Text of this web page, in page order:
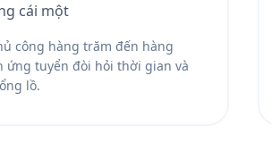
cái một
công hàng trăm đến hàng
ứng tuyển đòi hỏi thời gian và
lồ.